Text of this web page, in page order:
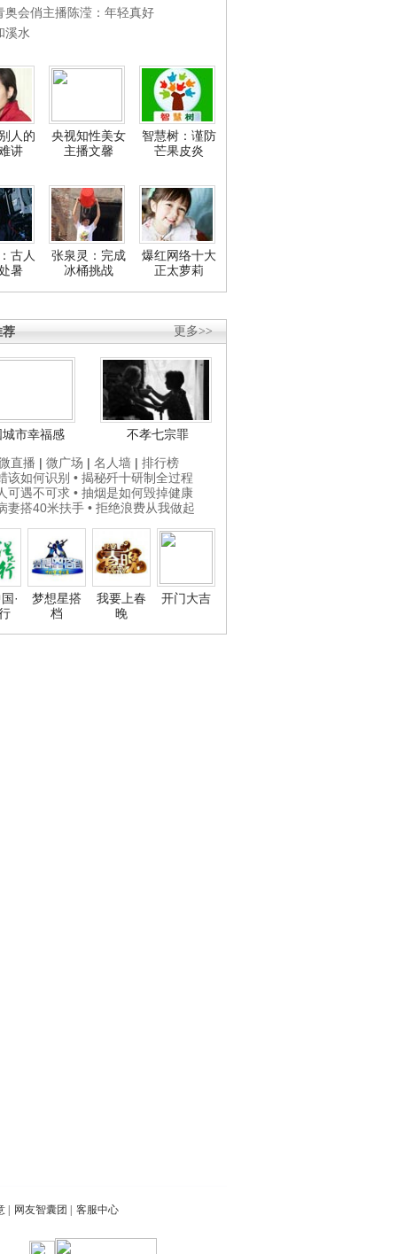
奥会俏主播陈滢：年轻真好
溪水
人的
讲
央视知性美女
主播文馨
智慧树：谨防
芒果皮炎
古人
暑
张泉灵：完成
冰桶挑战
爆红网络十大
正太萝莉
更多>>
荐
城市幸福感
不孝七宗罪
直播 | 微广场 | 名人墙 | 排行榜
该如何识别 • 揭秘歼十研制全过程
可遇不可求 • 抽烟是如何毁掉健康
妻搭40米扶手 • 拒绝浪费从我做起
·
梦想星搭
档
我要上春
晚
开门大吉
网友智囊团 客服中心